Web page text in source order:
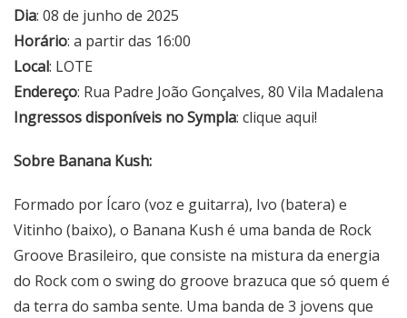
Dia: 08 de junho de 2025
Horário: a partir das 16:00
Local: LOTE
Endereço: Rua Padre João Gonçalves, 80 Vila Madalena
Ingressos disponíveis no Sympla: clique aqui!
Sobre Banana Kush:
Formado por Ícaro (voz e guitarra), Ivo (batera) e
Vitinho (baixo), o Banana Kush é uma banda de Rock
Groove Brasileiro, que consiste na mistura da energia
do Rock com o swing do groove brazuca que só quem é
da terra do samba sente. Uma banda de 3 jovens que